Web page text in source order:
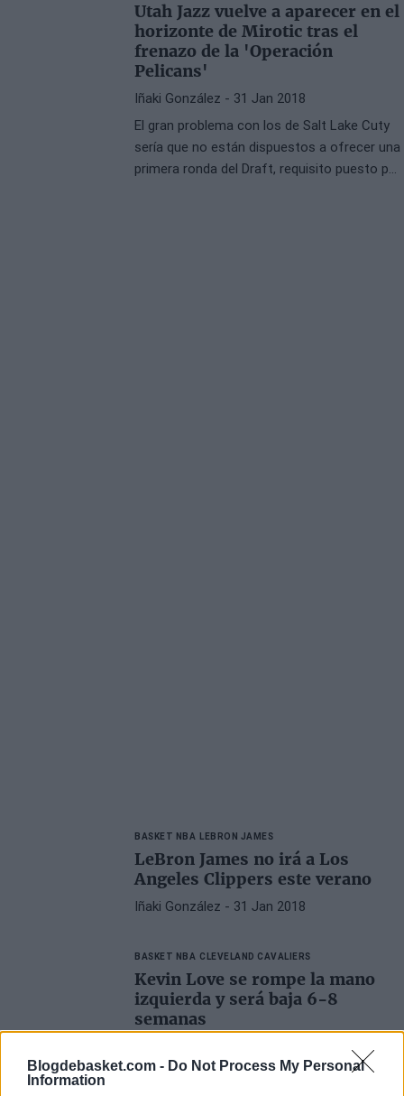
Blogdebasket.com - Do Not Process My Personal
Information
Utah Jazz vuelve a aparecer en el
horizonte de Mirotic tras el
frenazo de la 'Operación
Pelicans'
Iñaki González - 31 Jan 2018
El gran problema con los de Salt Lake Cuty
sería que no están dispuestos a ofrecer una
primera ronda del Draft, requisito puesto por
BASKET NBA LEBRON JAMES
LeBron James no irá a Los
Angeles Clippers este verano
Iñaki González - 31 Jan 2018
BASKET NBA CLEVELAND CAVALIERS
Kevin Love se rompe la mano
izquierda y será baja 6-8
semanas